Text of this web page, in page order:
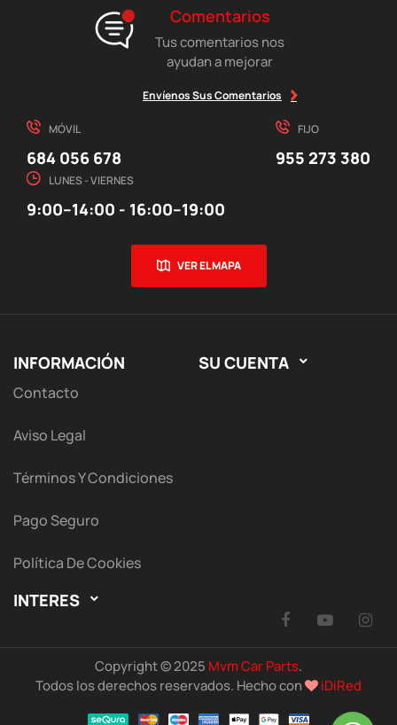
Comentarios
Tus comentarios nos
ayudan a mejorar
Envíenos Sus Comentarios
MÓVIL
684 056 678
FIJO
955 273 380
LUNES - VIERNES
9:00–14:00 - 16:00–19:00
VER EL MAPA
INFORMACIÓN
Contacto
Aviso Legal
Términos Y Condiciones
Pago Seguro
Política De Cookies
SU CUENTA 
INTERES 
Facebook
Copyright © 2025 Mvm Car Parts.
Todos los derechos reservados. Hecho con
iDiRed